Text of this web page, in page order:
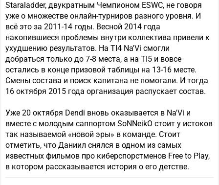
Staraladder, двукратным Чемпионом ESWC, не говоря
уже о множестве онлайн-турниров разного уровня. И
всё это за 2011-14 годы. Весной 2014 года
накопившиеся проблемы внутри коллектива привели к
ухудшению результатов. На TI4 Na'Vi смогли
добраться только до 7-8 места, а на TI5 и вовсе
остались в конце призовой таблицы на 13-16 месте.
Смены состава и поиск капитана не помогали. И тогда
16 октября 2015 года организация распускает состав.
Уже 20 октября Dendi вновь оказывается в Na'Vi и
вместе с молодым саппортом SoNNeikO стоит у истоков
так называемой «новой эры» в команде. Стоит
отметить, что Даниил снялся в одном из самых
известных фильмов про киберспорстменов Free to Play,
в котором рассказывается история о его детстве.